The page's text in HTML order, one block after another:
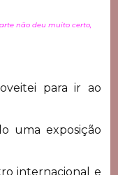
não deu muito certo,
para ir ao
uma exposição
internacional e